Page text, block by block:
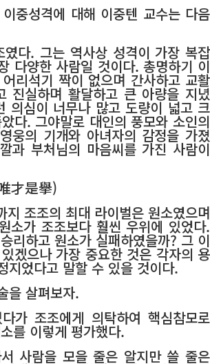
중성격에 대해 이중텐 교수는 다음
였다. 그는 역사상 성격이 가장 복잡
다양한 사람일 것이다. 총명하기 이
리석기 짝이 없으며 간사하고 교활
진실하며 활달하고 큰 아량을 지녔
의심이 너무나 많고 도량이 넓고 크
다. 그야말로 대인의 풍모와 소인의
웅의 기개와 아녀자의 감정을 가졌
과 부처님의 마음씨를 가진 사람이
才是擧)
조조의 최대 라이벌은 원소였으며
소가 조조보다 훨씬 우위에 있었다.
리하고 원소가 실패하였을까? 그 이
겠으나 가장 중요한 것은 각자의 용
지었다고 말할 수 있을 것이다.
을 살펴보자.
가 조조에게 의탁하여 핵심참모로
를 이렇게 평가했다.
사람을 모을 줄은 알지만 쓸 줄은